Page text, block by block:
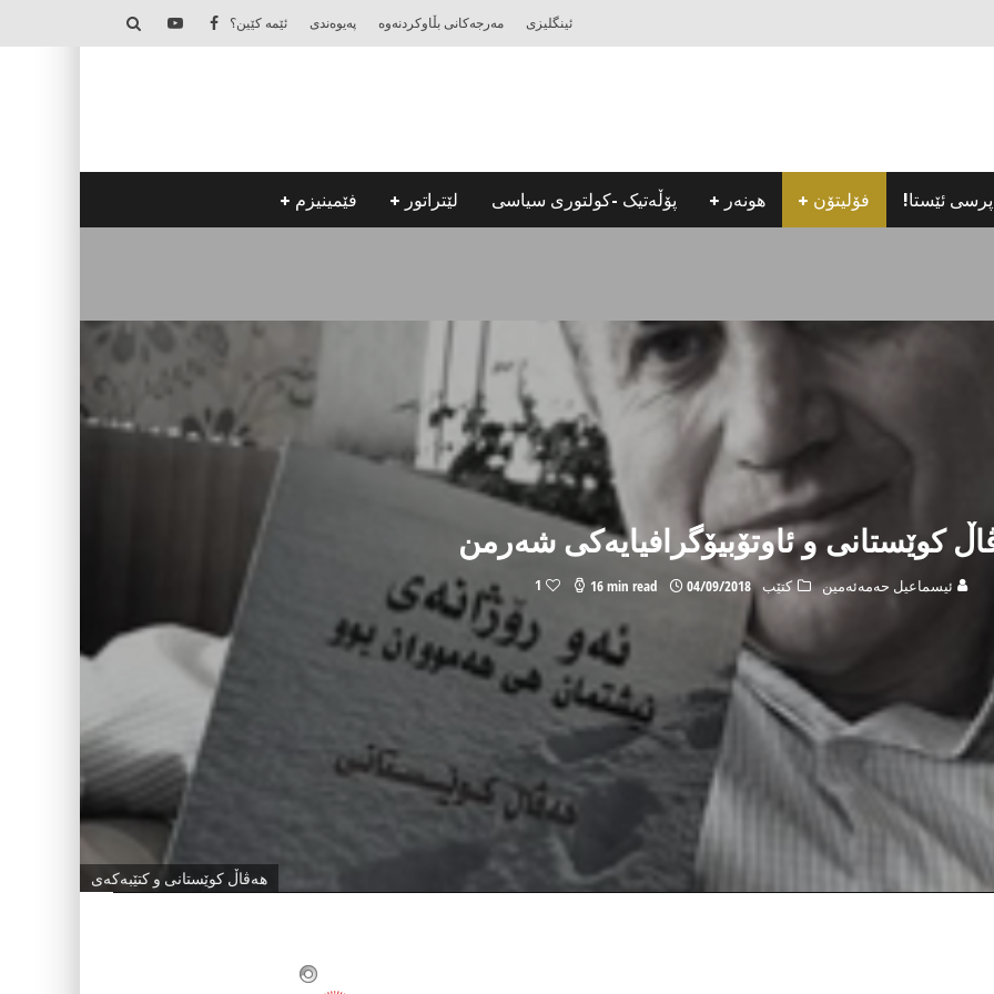
ئینگلیزی مه‌رجه‌كانی بڵاوكردنه‌وه‌ په‌یوه‌ندی ئێمه‌ كێین؟
پرسی ئێستا! فۆلیتۆن هونه‌ر پۆڵه‌تیک -كولتوری سیاسی لێتراتور فێمینیزم
هه‌ڤاڵ كوێستانی و كتێبه‌كه‌ی
كوێستانی و ئاوتۆبیۆگرافیایه‌كی شه‌رمن
ئیسماعیل حه‌مه‌ئه‌مین کتێب 04/09/2018
16 min read
1